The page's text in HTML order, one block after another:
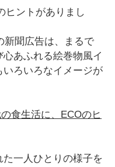
ヒントがありまし
新聞広告は、まるで
あふれる絵巻物風イ
ろいろなイメージが
食生活に、ECOのヒ
一人ひとりの様子を